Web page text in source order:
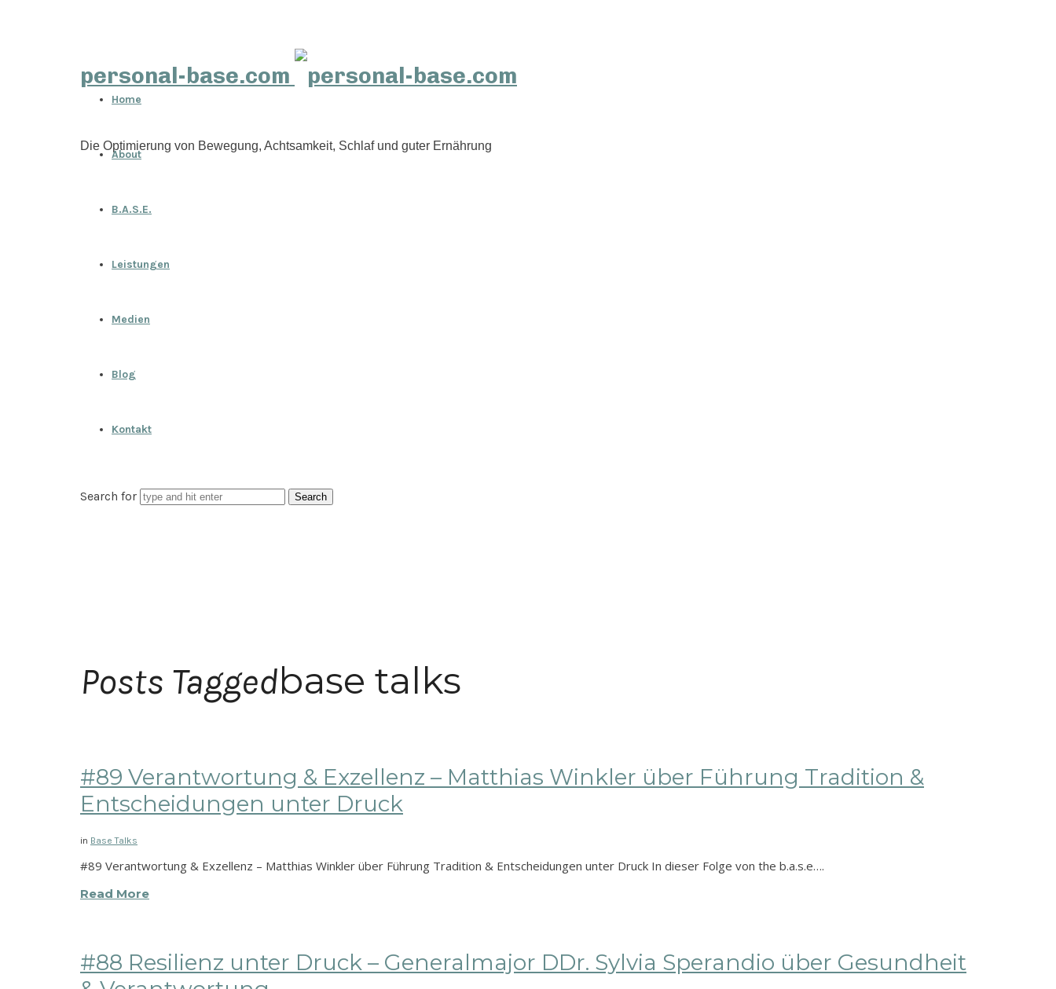
personal-base.com
Die Optimierung von Bewegung, Achtsamkeit, Schlaf und guter Ernährung
Home
About
B.A.S.E.
Leistungen
Medien
Blog
Kontakt
Search for
Posts Taggedbase talks
#89 Verantwortung & Exzellenz – Matthias Winkler über Führung Tradition &
Entscheidungen unter Druck
in Base Talks
#89 Verantwortung & Exzellenz – Matthias Winkler über Führung Tradition & Entscheidungen unter Druck In dieser Folge von the b.a.s.e….
Read More
#88 Resilienz unter Druck – Generalmajor DDr. Sylvia Sperandio über Gesundheit